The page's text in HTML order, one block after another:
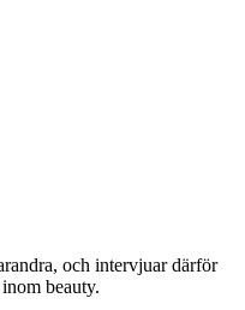
och intervjuar därför
beauty.